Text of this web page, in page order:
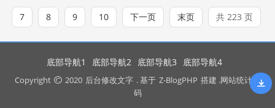
7 8 9 10 下一页 末页 共 223 页
底部导航1 底部导航2 底部导航3 底部导航4
Copyright 2020 后台修改文字 . 基于 Z-BlogPHP 搭建 .网站统计代
码